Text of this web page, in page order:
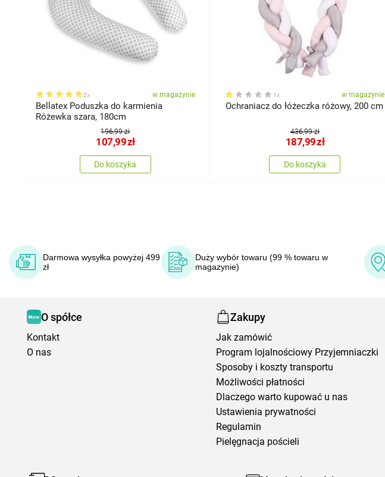
2x w magazynie
Bellatex Poduszka do karmienia
Różewka szara, 180cm
196,99 zł
107,99zł
Do koszyka
1x w magazynie
Ochraniacz do łóżeczka różowy, 200 cm
436,99 zł
187,99zł
Do koszyka
Darmowa wysyłka powyżej 499
zł
Duży wybór towaru (99 % towaru w
magazynie)
O spółce
Kontakt
O nas
Zakupy
Jak zamówić
Program lojalnościowy Przyjemniaczki
Sposoby i koszty transportu
Możliwości płatności
Dlaczego warto kupować u nas
Ustawienia prywatności
Regulamin
Pielęgnacja pościeli